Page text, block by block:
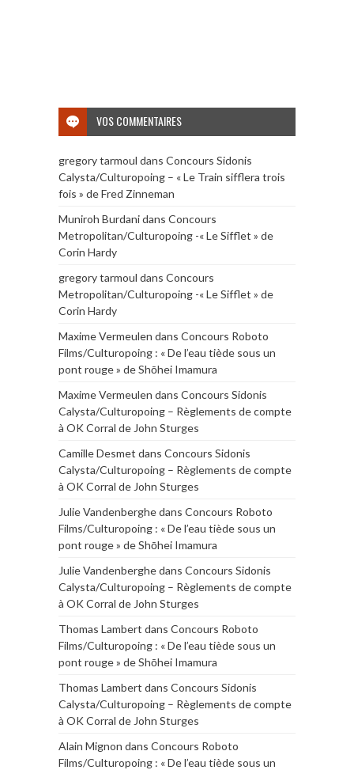
VOS COMMENTAIRES
gregory tarmoul dans Concours Sidonis
Calysta/Culturopoing – « Le Train sifflera trois
fois » de Fred Zinneman
Muniroh Burdanidans Concours
Metropolitan/Culturopoing -« Le Sifflet » de
Corin Hardy
gregory tarmoul dans Concours
Metropolitan/Culturopoing -« Le Sifflet » de
Corin Hardy
Maxime Vermeulen dans Concours Roboto
Films/Culturopoing : « De l’eau tiède sous un
pont rouge » de Shōhei Imamura
Maxime Vermeulen dans Concours Sidonis
Calysta/Culturopoing – Règlements de compte
à OK Corral de John Sturges
Camille Desmet dans Concours Sidonis
Calysta/Culturopoing – Règlements de compte
à OK Corral de John Sturges
Julie Vandenberghedans Concours Roboto
Films/Culturopoing : « De l’eau tiède sous un
pont rouge » de Shōhei Imamura
Julie Vandenberghedans Concours Sidonis
Calysta/Culturopoing – Règlements de compte
à OK Corral de John Sturges
Thomas Lambert dans Concours Roboto
Films/Culturopoing : « De l’eau tiède sous un
pont rouge » de Shōhei Imamura
Thomas Lambert dans Concours Sidonis
Calysta/Culturopoing – Règlements de compte
à OK Corral de John Sturges
Alain Mignon dans Concours Roboto
Films/Culturopoing : « De l’eau tiède sous un